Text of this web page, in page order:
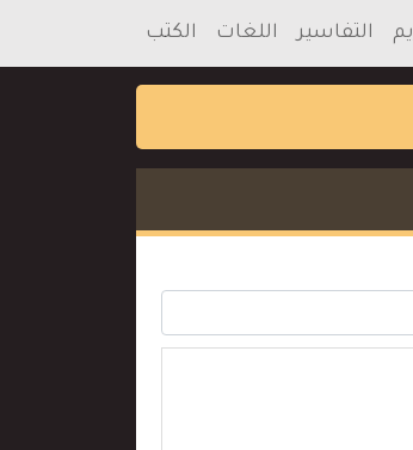
التفاسير اللغات الكتب